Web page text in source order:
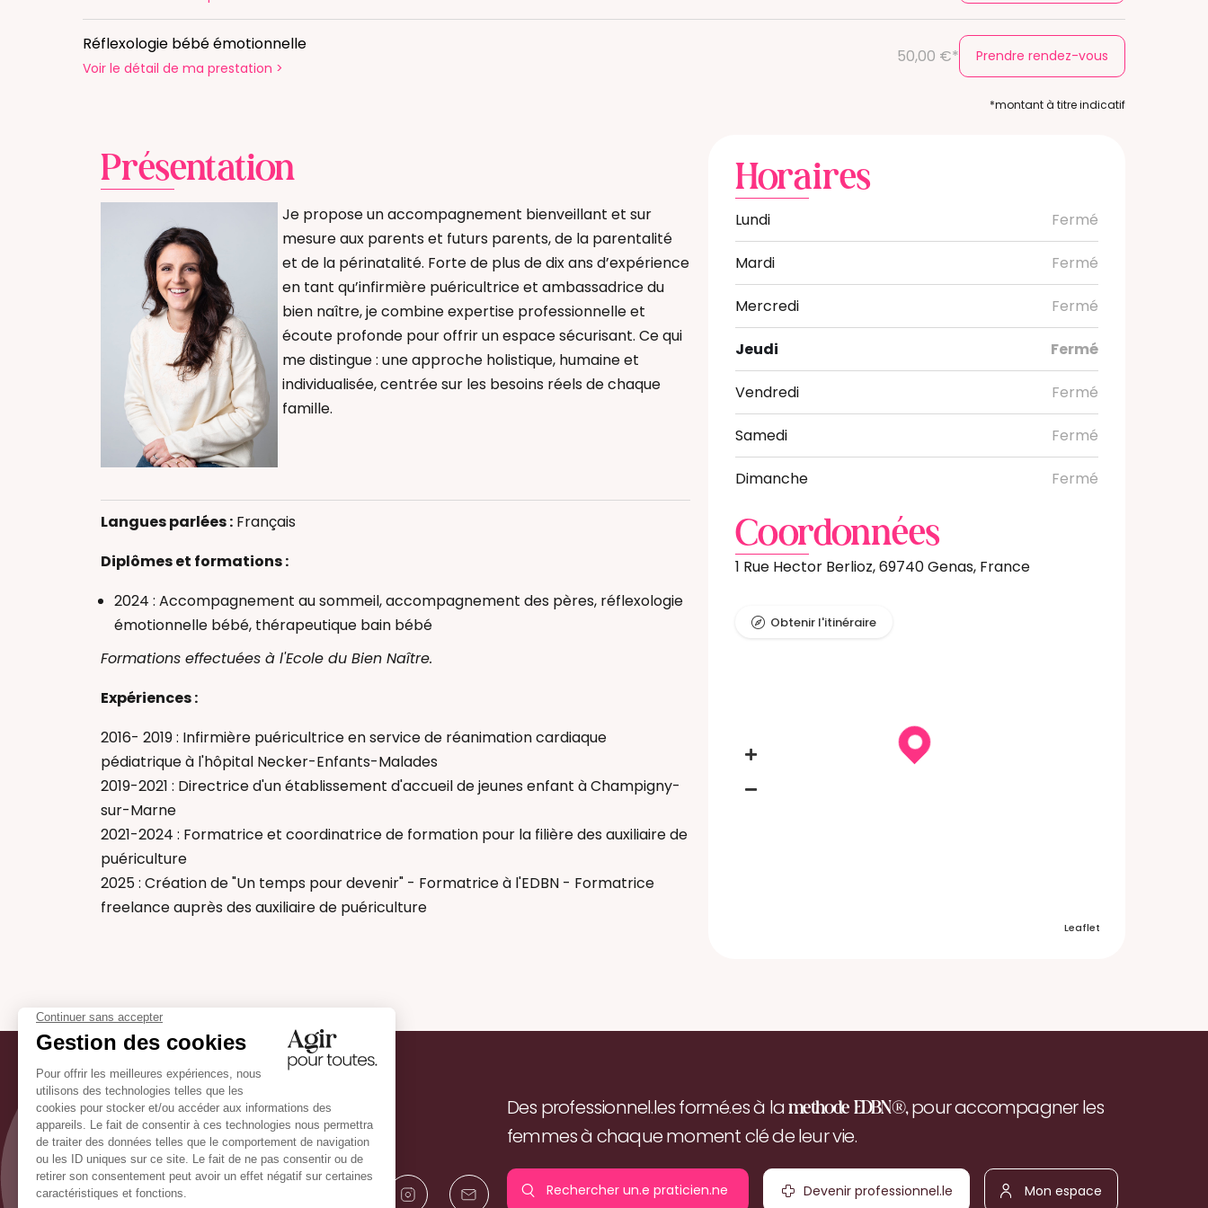
Réflexologie bébé émotionnelle
Voir le détail de ma prestation >
50,00 €* Prendre rendez-vous
*montant à titre indicatif
Présentation
Je propose un accompagnement bienveillant et sur
mesure aux parents et futurs parents, de la parentalité
et de la périnatalité. Forte de plus de dix ans d’expérience
en tant qu’infirmière puéricultrice et ambassadrice du
bien naître, je combine expertise professionnelle et
écoute profonde pour offrir un espace sécurisant. Ce qui
me distingue : une approche holistique, humaine et
individualisée, centrée sur les besoins réels de chaque
famille.
Langues parlées : Français
Diplômes et formations :
2024 : Accompagnement au sommeil, accompagnement des pères, réflexologie
émotionnelle bébé, thérapeutique bain bébé
Formations effectuées à l'Ecole du Bien Naître.
Expériences :
2016- 2019 : Infirmière puéricultrice en service de réanimation cardiaque
pédiatrique à l'hôpital Necker-Enfants-Malades
2019-2021 : Directrice d'un établissement d'accueil de jeunes enfant à Champigny-
sur-Marne
2021-2024 : Formatrice et coordinatrice de formation pour la filière des auxiliaire de
puériculture
2025 : Création de "Un temps pour devenir" - Formatrice à l'EDBN - Formatrice
freelance auprès des auxiliaire de puériculture
Horaires
Lundi Fermé
Mardi Fermé
Mercredi Fermé
Jeudi Fermé
Vendredi Fermé
Samedi Fermé
Dimanche Fermé
Coordonnées
1 Rue Hector Berlioz, 69740 Genas, France
Leaflet
Obtenir l'itinéraire
Des professionnel.les formé.es à lamethode EDBN®,pour accompagner les
femmes à chaque moment clé de leur vie.
Rechercher un.e
Devenir
Mon